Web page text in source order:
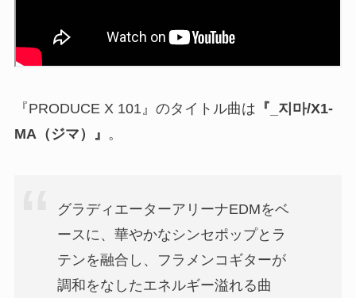
『PRODUCE X 101』のタイトル曲は 『_지마/X1-
MA（ジマ）』 。
グラディエーターアリーナEDMをベ
ースに、華やかなシンセポップとラ
テンを融合し、フラメンコギターが
調和をなしたエネルギー溢れる曲